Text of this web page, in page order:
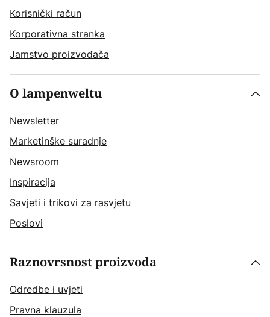
Korisnički račun
Korporativna stranka
Jamstvo proizvođača
O lampenweltu
Newsletter
Marketinške suradnje
Newsroom
Inspiracija
Savjeti i trikovi za rasvjetu
Poslovi
Raznovrsnost proizvoda
Odredbe i uvjeti
Pravna klauzula